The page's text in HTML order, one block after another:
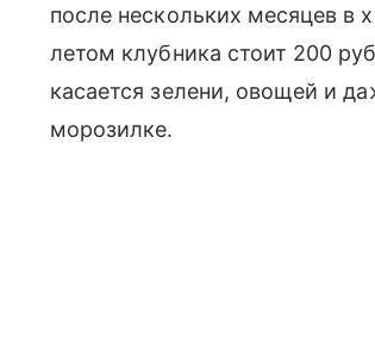
после нескольких месяцев в
летом клубника стоит 200
касается зелени, овощей и
морозилке.